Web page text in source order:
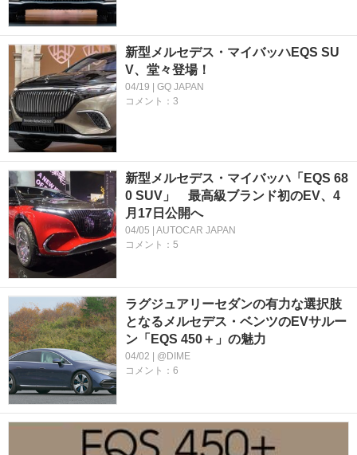
新型メルセデス・マイバッハEQS SU
V、堂々登場！
04/19 | GQ JAPAN
コメント：3
新型メルセデス・マイバッハ「EQS 68
0 SUV」 最高級ブランド初のEV、4
月17日公開へ
04/05 | AUTOCAR JAPAN
コメント：5
ラグジュアリーセダンの有力な選択肢
となるメルセデス・ベンツのEVサルー
ン「EQS 450＋」の魅力
04/02 | @DIME
コメント：6